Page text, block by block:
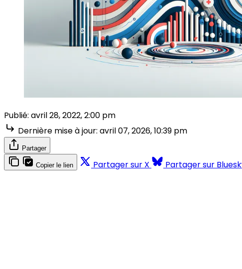
Publié: avril 28, 2022, 2:00 pm
Dernière mise à jour: avril 07, 2026, 10:39 pm
Partager
Copier le lien Partager sur X Partager sur